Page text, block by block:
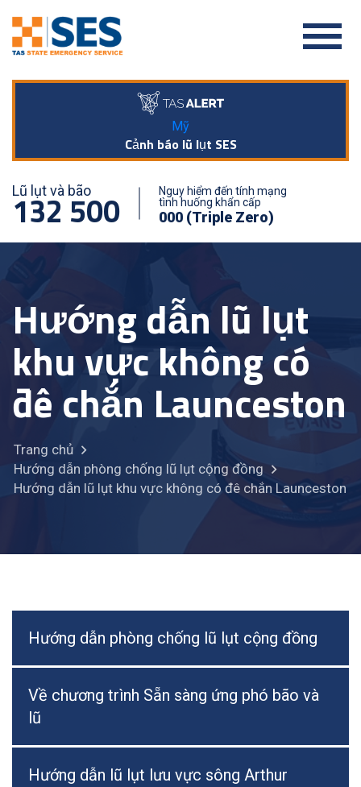
Mỹ
Cảnh báo lũ lụt SES
Lũ lụt và bão
132 500
Nguy hiểm đến tính mạng
tình huống khẩn cấp
000 (Triple Zero)
Hướng dẫn lũ lụt
khu vực không có
đê chắn Launceston
Trang chủ
Hướng dẫn phòng chống lũ lụt cộng đồng
Hướng dẫn lũ lụt khu vực không có đê chắn Launceston
Hướng dẫn phòng chống lũ lụt cộng đồng
Về chương trình Sẵn sàng ứng phó bão và
lũ
Hướng dẫn lũ lụt lưu vực sông Arthur